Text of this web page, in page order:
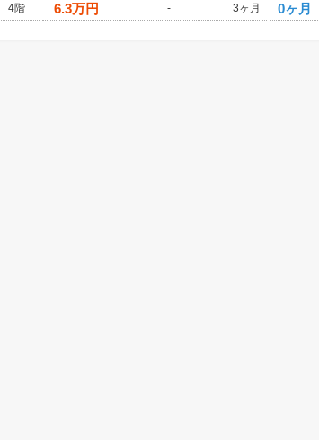
4階
6.3万円 - 3ヶ月 0ヶ月